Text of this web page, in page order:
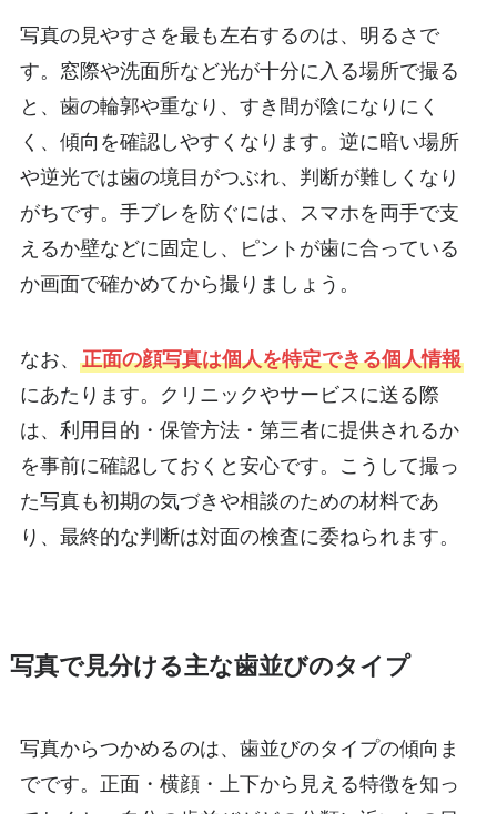
写真の見やすさを最も左右するのは、明るさで
す。窓際や洗面所など光が十分に入る場所で撮る
と、歯の輪郭や重なり、すき間が陰になりにく
く、傾向を確認しやすくなります。逆に暗い場所
や逆光では歯の境目がつぶれ、判断が難しくなり
がちです。手ブレを防ぐには、スマホを両手で支
えるか壁などに固定し、ピントが歯に合っている
か画面で確かめてから撮りましょう。
なお、 正面の顔写真は個人を特定できる個人情報
にあたります。クリニックやサービスに送る際
は、利用目的・保管方法・第三者に提供されるか
を事前に確認しておくと安心です。こうして撮っ
た写真も初期の気づきや相談のための材料であ
り、最終的な判断は対面の検査に委ねられます。
写真で見分ける主な歯並びのタイプ
写真からつかめるのは、歯並びのタイプの傾向ま
でです。正面・横顔・上下から見える特徴を知っ